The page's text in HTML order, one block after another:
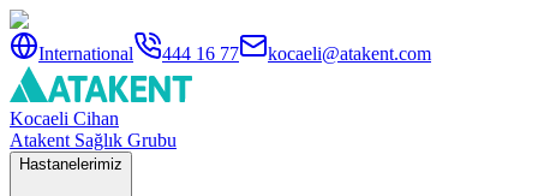
International 444 16 77 kocaeli@atakent.com
Kocaeli Cihan
Atakent Sağlık Grubu
Hastanelerimiz